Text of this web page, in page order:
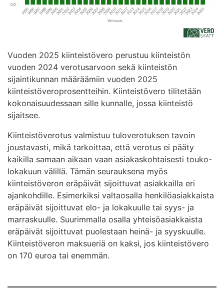
Vuoden 2025 kiinteistövero perustuu kiinteistön
vuoden 2024 verotusarvoon sekä kiinteistön
sijaintikunnan määräämiin vuoden 2025
kiinteistöveroprosentteihin. Kiinteistövero tilitetään
kokonaisuudessaan sille kunnalle, jossa kiinteistö
sijaitsee.
Kiinteistöverotus valmistuu tuloverotuksen tavoin
joustavasti, mikä tarkoittaa, että verotus ei pääty
kaikilla samaan aikaan vaan asiakaskohtaisesti touko-
lokakuun välillä. Tämän seurauksena myös
kiinteistöveron eräpäivät sijoittuvat asiakkailla eri
ajankohdille. Esimerkiksi valtaosalla henkilöasiakkaista
eräpäivät sijoittuvat elo- ja lokakuulle tai syys- ja
marraskuulle. Suurimmalla osalla yhteisöasiakkaista
eräpäivät sijoittuvat puolestaan heinä- ja syyskuulle.
Kiinteistöveron maksueriä on kaksi, jos kiinteistövero
on 170 euroa tai enemmän.